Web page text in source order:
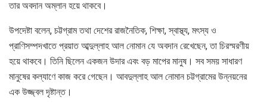
তার অবদান অম্লান হয়ে থাকবে।
উপদেষ্টা বলেন, চট্টগ্রাম তথা দেশের রাজনৈতিক, শিক্ষা, স্বাস্থ্য, মৎস্য ও
প্রাণিসম্পদখাতে প্রয়াত আব্দুল্লাহ আল নোমান যে অবদান রেখেছেন, তা চিরস্মরণীয়
হয়ে থাকবে। তিনি ছিলেন একজন উদার এবং বড় মাপের মানুষ। সব সময় সাধারণ
মানুষের কল্যাণে কাজ করে গেছেন। আবদুল্লাহ আল নোমান চট্টগ্রামের উন্নয়নের
এক উজ্জ্বল দৃষ্টান্ত।